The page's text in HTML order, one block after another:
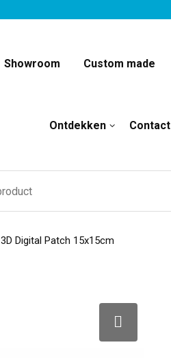
Showroom Custom made
Ontdekken Contact
3D Digital Patch 15x15cm